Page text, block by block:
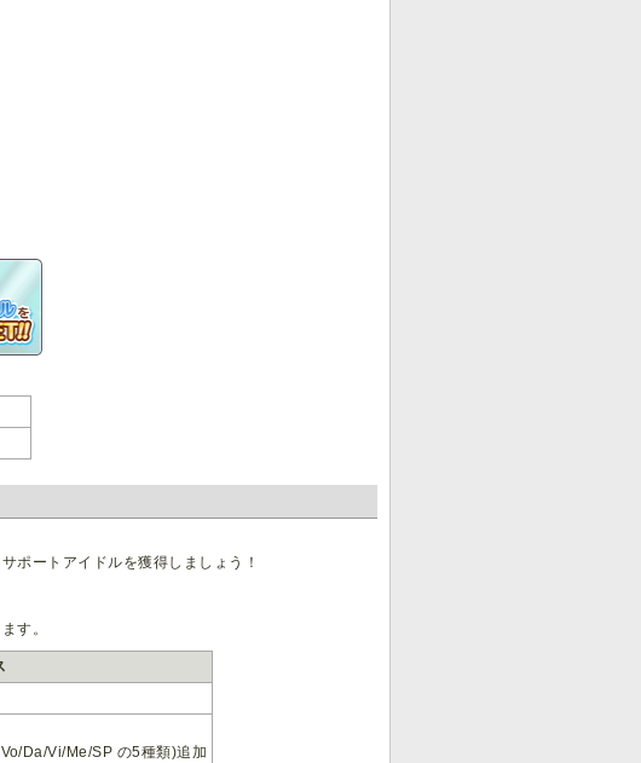
ポートアイドルを獲得しましょう！
す。
Da/Vi/Me/SP の5種類)追加